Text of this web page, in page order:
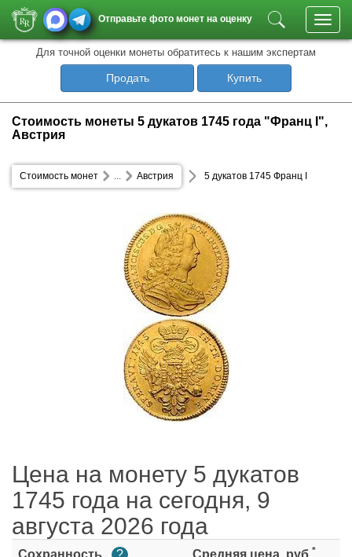
Отправьте фото монет на оценку
Для точной оценки монеты обратитесь к нашим экспертам
Продать Купить
Стоимость монеты 5 дукатов 1745 года "Франц I",
Австрия
Стоимость монет Австрия
... 5 дукатов 1745 Франц I
Цена на монету 5 дукатов
1745 года на сегодня, 9
августа 2026 года
Сохранность ? Средняя цена, руб.*